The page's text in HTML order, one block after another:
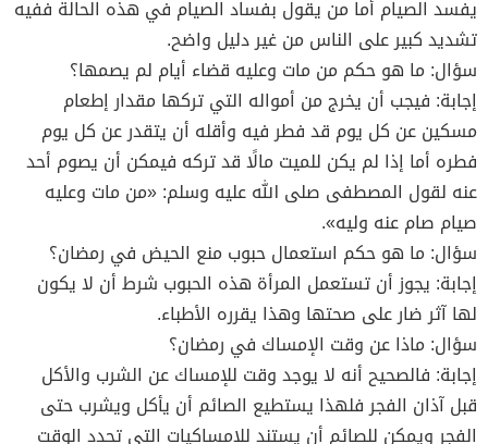
يفسد الصيام أما من يقول بفساد الصيام في هذه الحالة ففيه
تشديد كبير على الناس من غير دليل واضح.
سؤال: ما هو حكم من مات وعليه قضاء أيام لم يصمها؟
إجابة: فيجب أن يخرج من أمواله التي تركها مقدار إطعام
مسكين عن كل يوم قد فطر فيه وأقله أن يتقدر عن كل يوم
فطره أما إذا لم يكن للميت مالًا قد تركه فيمكن أن يصوم أحد
عنه لقول المصطفى صلى الله عليه وسلم: «من مات وعليه
صيام صام عنه وليه».
سؤال: ما هو حكم استعمال حبوب منع الحيض في رمضان؟
إجابة: يجوز أن تستعمل المرأة هذه الحبوب شرط أن لا يكون
لها آثر ضار على صحتها وهذا يقرره الأطباء.
سؤال: ماذا عن وقت الإمساك في رمضان؟
إجابة: فالصحيح أنه لا يوجد وقت للإمساك عن الشرب والأكل
قبل آذان الفجر فلهذا يستطيع الصائم أن يأكل ويشرب حتى
الفجر ويمكن للصائم أن يستند للإمساكيات التي تحدد الوقت